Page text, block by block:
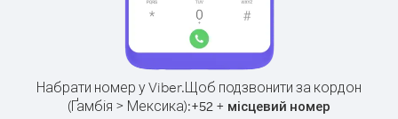
Набрати номер у Viber.Щоб подзвонити за кордон
(Ґамбія > Мексика):+52 + місцевий номер